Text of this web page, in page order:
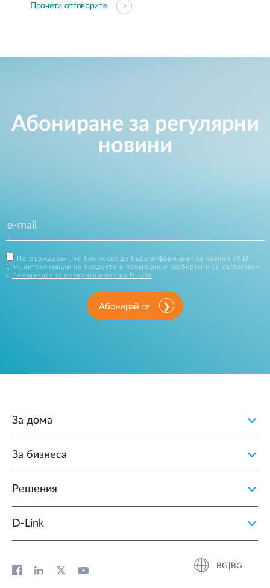
Прочети отговорите
Абониране за регулярни
новини
Потвърждавам, че бих искал да бъда информиран за новини от D-
Link, актуализации на продукти и промоции и разбирам и се съгласявам
с
Политиката за поверителност на D-Link
Абонирай се
За дома
За бизнеса
Решения
D‑Link
BG|BG